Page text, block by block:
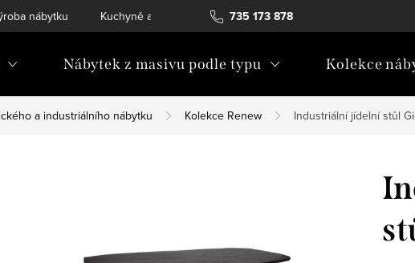
735 173 878
nábytku Kuchyně a vestavný nábytek Katalogy ke stažení
Nábytek z masivu podle typu Kolekce
a industriálního nábytku Kolekce Renew Industriální jídelní stůl